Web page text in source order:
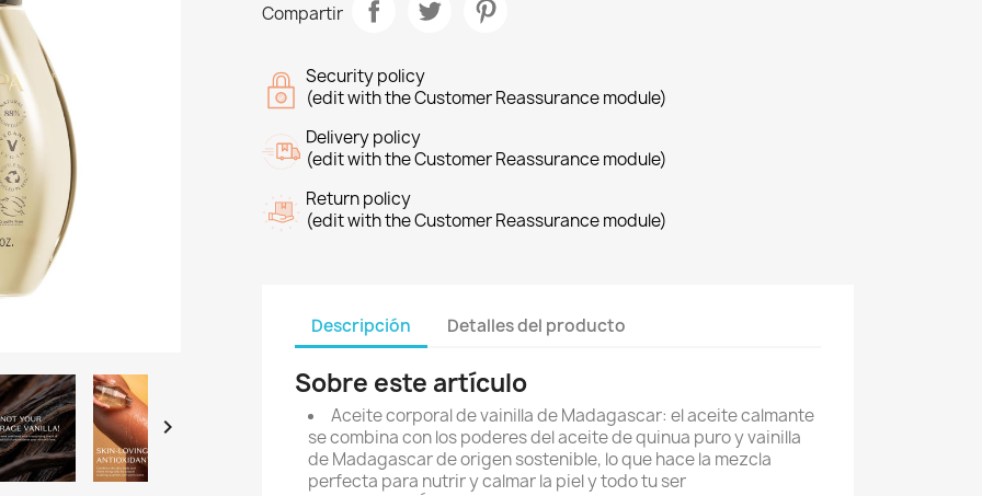

Compartir
Security policy
(edit with the Customer Reassurance module)
Delivery policy
(edit with the Customer Reassurance module)
Return policy
(edit with the Customer Reassurance module)
Descripción Detalles del producto
Sobre este artículo
Aceite corporal de vainilla de Madagascar: el aceite calmante
se combina con los poderes del aceite de quinua puro y vainilla
de Madagascar de origen sostenible, lo que hace la mezcla
perfecta para nutrir y calmar la piel y todo tu ser